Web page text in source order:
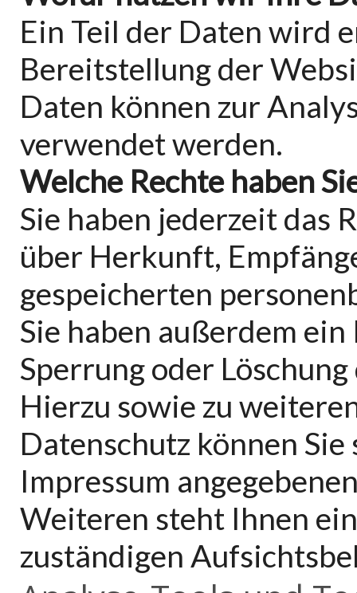
Ein Teil der Daten wird
Bereitstellung der
Daten können zur
verwendet werden.
Welche Rechte haben
Sie haben jederzeit das
über Herkunft,
gespeicherten
Sie haben außerdem
Sperrung oder
Hierzu sowie zu
Datenschutz können
Impressum
Weiteren steht Ihnen
zuständigen